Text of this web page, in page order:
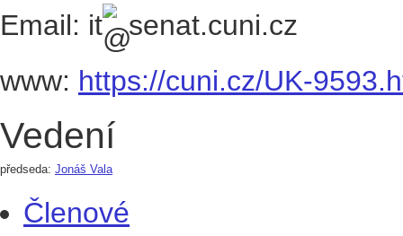
Email: it
senat.cuni.cz
www: https://cuni.cz/UK-
Vedení
předseda: Jonáš Vala
Členové